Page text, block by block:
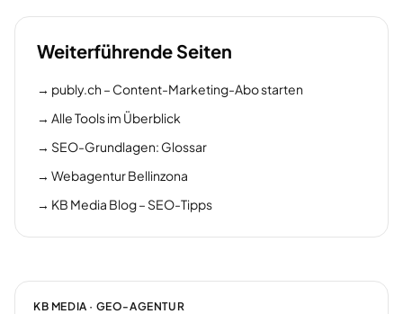
Weiterführende Seiten
→ publy.ch – Content-Marketing-Abo starten
→ Alle Tools im Überblick
→ SEO-Grundlagen: Glossar
→ Webagentur Bellinzona
→ KB Media Blog – SEO-Tipps
KB MEDIA · GEO-AGENTUR